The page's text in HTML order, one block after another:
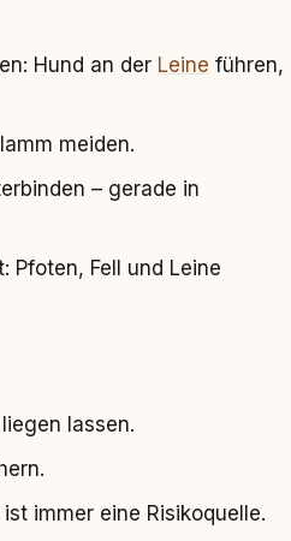
Hund an der Leine führen,
meiden.
– gerade in
Pfoten, Fell und Leine
lassen.
immer eine Risikoquelle.